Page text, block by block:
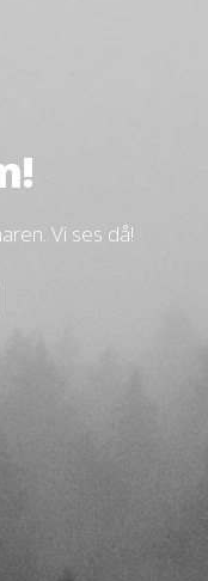
Vi ses då!